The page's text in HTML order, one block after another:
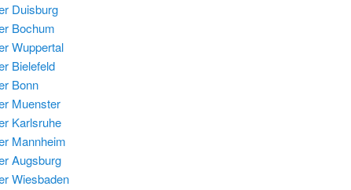
Duisburg
Bochum
Wuppertal
Bielefeld
Bonn
Muenster
Karlsruhe
Mannheim
Augsburg
Wiesbaden